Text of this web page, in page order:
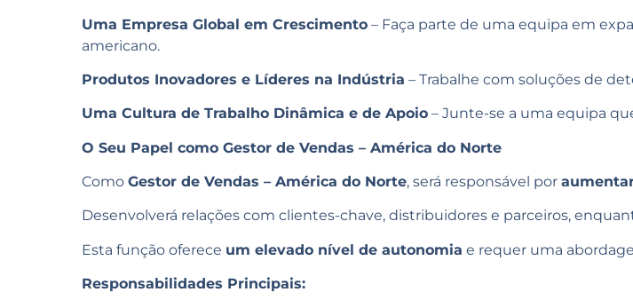
Uma Empresa Global em Crescimento – Faça parte de uma equipa em
americano.
Produtos Inovadores e Líderes na Indústria – Trabalhe com soluções de
Uma Cultura de Trabalho Dinâmica e de Apoio – Junte-se a uma equipa
O Seu Papel como Gestor de Vendas – América do Norte
Como Gestor de Vendas – América do Norte, será responsável por
Desenvolverá relações com clientes-chave, distribuidores e parceiros,
Esta função oferece um elevado nível de autonomia e requer uma
Responsabilidades Principais: